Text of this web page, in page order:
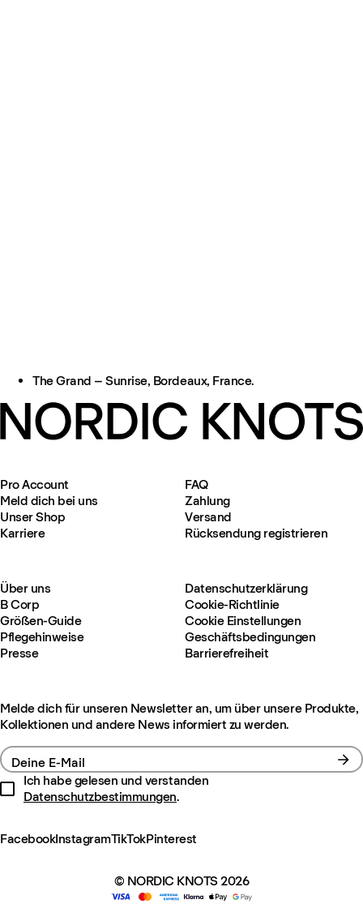
The Grand – Sunrise, Bordeaux, France.
Pro Account
Meld dich bei uns
Unser Shop
Karriere
FAQ
Zahlung
Versand
Rücksendung registrieren
Über uns
B Corp
Größen-Guide
Pflegehinweise
Presse
Datenschutzerklärung
Cookie-Richtlinie
Cookie Einstellungen
Geschäftsbedingungen
Barrierefreiheit
Melde dich für unseren Newsletter an, um über unsere Produkte,
Kollektionen und andere News informiert zu werden.
Deine E-Mail
Ich habe gelesen und verstanden
Datenschutzbestimmungen.
FacebookInstagramTikTokPinterest
© NORDIC KNOTS 2026